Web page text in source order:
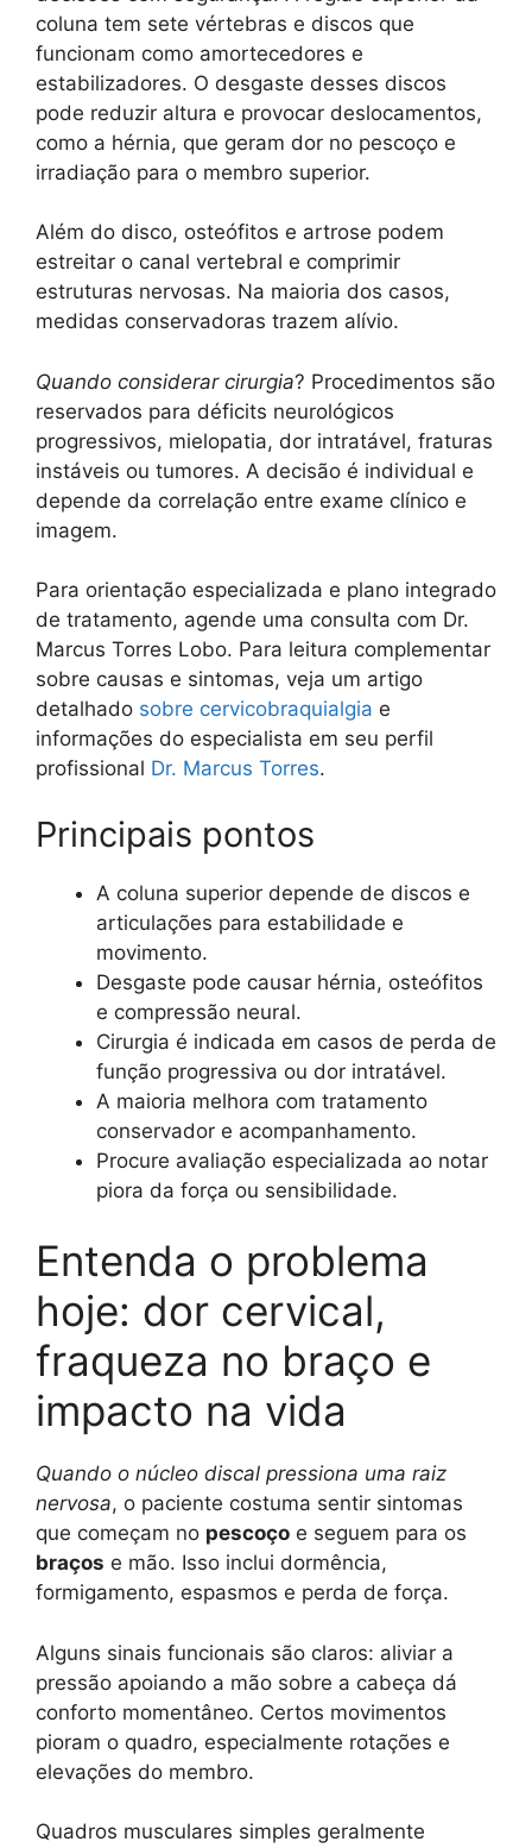
coluna tem sete vértebras e discos que
funcionam como amortecedores e
estabilizadores. O desgaste desses discos
pode reduzir altura e provocar deslocamentos,
como a hérnia, que geram dor no pescoço e
irradiação para o membro superior.
Além do disco, osteófitos e artrose podem
estreitar o canal vertebral e comprimir
estruturas nervosas. Na maioria dos casos,
medidas conservadoras trazem alívio.
Quando considerar cirurgia? Procedimentos são
reservados para déficits neurológicos
progressivos, mielopatia, dor intratável, fraturas
instáveis ou tumores. A decisão é individual e
depende da correlação entre exame clínico e
imagem.
Para orientação especializada e plano integrado
de tratamento, agende uma consulta com Dr.
Marcus Torres Lobo. Para leitura complementar
sobre causas e sintomas, veja um artigo
detalhado sobre cervicobraquialgia e
informações do especialista em seu perfil
profissional Dr. Marcus Torres.
Principais pontos
A coluna superior depende de discos e
articulações para estabilidade e
movimento.
Desgaste pode causar hérnia, osteófitos
e compressão neural.
Cirurgia é indicada em casos de perda de
função progressiva ou dor intratável.
A maioria melhora com tratamento
conservador e acompanhamento.
Procure avaliação especializada ao notar
piora da força ou sensibilidade.
Entenda o problema
hoje: dor cervical,
fraqueza no braço e
impacto na vida
Quando o núcleo discal pressiona uma raiz
nervosa, o paciente costuma sentir sintomas
que começam no pescoço e seguem para os
braços e mão. Isso inclui dormência,
formigamento, espasmos e perda de força.
Alguns sinais funcionais são claros: aliviar a
pressão apoiando a mão sobre a cabeça dá
conforto momentâneo. Certos movimentos
pioram o quadro, especialmente rotações e
elevações do membro.
Quadros musculares simples geralmente